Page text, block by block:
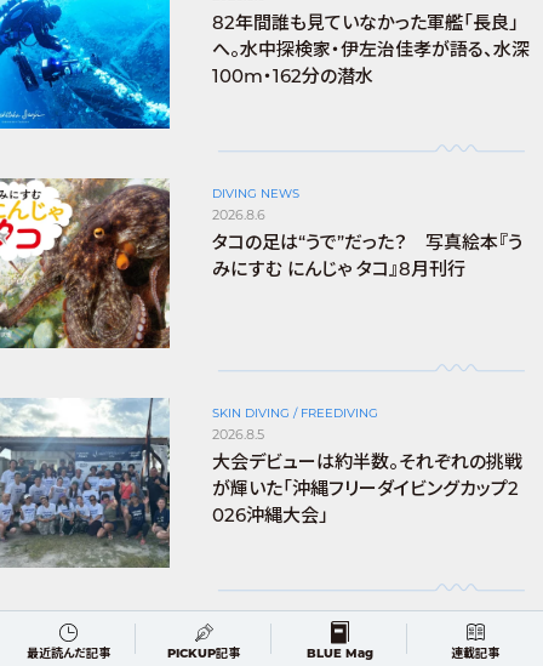
82年間誰も見ていなかった軍艦「長良」
へ。水中探検家・伊左治佳孝が語る、水深
100m・162分の潜水
DIVING NEWS
2026.8.6
タコの足は“うで”だった？ 写真絵本『う
みにすむ にんじゃ タコ』8月刊行
SKIN DIVING / FREEDIVING
2026.8.5
大会デビューは約半数。それぞれの挑戦
が輝いた「沖縄フリーダイビングカップ2
026沖縄大会」
EVENT
2026.8.4
最近読んだ記事 PICKUP記事 BLUE Mag 連載記事